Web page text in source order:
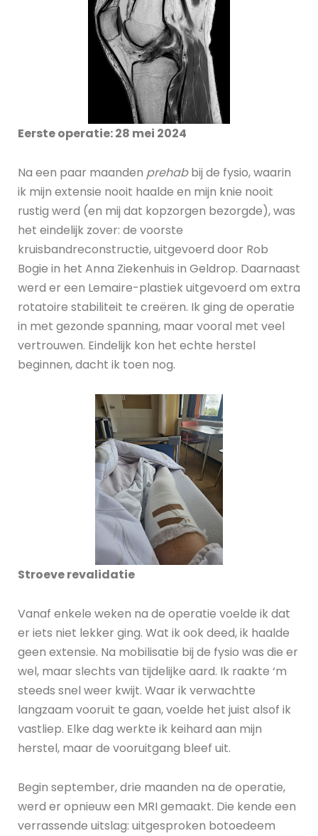
Eerste operatie: 28 mei 2024
Na een paar maanden prehabbij de fysio, waarin
ik mijn extensie nooit haalde en mijn knie nooit
rustig werd (en mij dat kopzorgen bezorgde), was
het eindelijk zover: de voorste
kruisbandreconstructie, uitgevoerd door Rob
Bogie in het Anna Ziekenhuis in Geldrop. Daarnaast
werd er een Lemaire-plastiek uitgevoerd om extra
rotatoire stabiliteit te creëren. Ik ging de operatie
in met gezonde spanning, maar vooral met veel
vertrouwen. Eindelijk kon het echte herstel
beginnen, dacht ik toen nog.
Stroeve revalidatie
Vanaf enkele weken na de operatie voelde ik dat
er iets niet lekker ging. Wat ik ook deed, ik haalde
geen extensie. Na mobilisatie bij de fysio was die er
wel, maar slechts van tijdelijke aard. Ik raakte ‘m
steeds snel weer kwijt. Waar ik verwachtte
langzaam vooruit te gaan, voelde het juist alsof ik
vastliep. Elke dag werkte ik keihard aan mijn
herstel, maar de vooruitgang bleef uit.
Begin september, drie maanden na de operatie,
werd er opnieuw een MRI gemaakt. Die kende een
verrassende uitslag: uitgesproken botoedeem